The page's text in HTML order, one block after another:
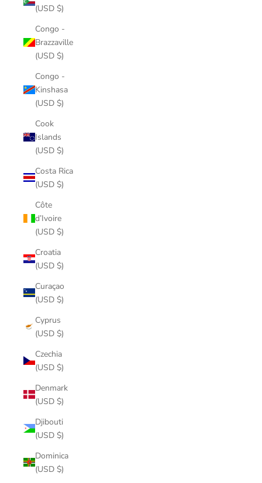
(USD $)
Congo -
Brazzaville
(USD $)
Congo -
Kinshasa
(USD $)
Cook
Islands
(USD $)
Costa Rica
(USD $)
Côte
d’Ivoire
(USD $)
Croatia
(USD $)
Curaçao
(USD $)
Cyprus
(USD $)
Czechia
(USD $)
Denmark
(USD $)
Djibouti
(USD $)
Dominica
(USD $)